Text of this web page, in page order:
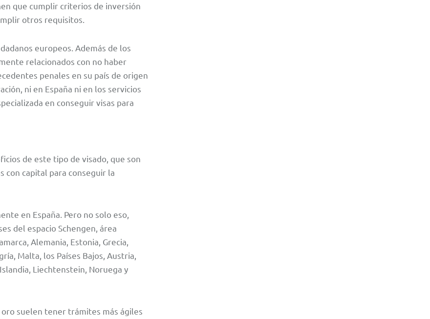
que cumplir criterios de inversión
otros requisitos.
europeos. Además de los
relacionados con no haber
penales en su país de origen
ni en España ni en los servicios
en conseguir visas para
de este tipo de visado, que son
con capital para conseguir la
en España. Pero no solo eso,
del espacio Schengen, área
Alemania, Estonia, Grecia,
Malta, los Países Bajos, Austria,
Liechtenstein, Noruega y
suelen tener trámites más ágiles